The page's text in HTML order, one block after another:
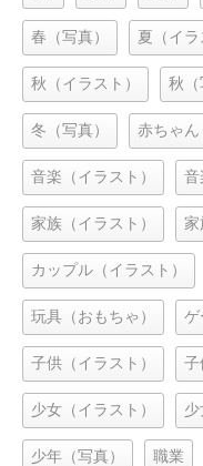
春（写真） 夏（イラ
秋（イラスト） 秋（
冬（写真） 赤ちゃん
音楽（イラスト） 音
家族（イラスト） 家
カップル（イラスト）
玩具（おもちゃ） ゲ
子供（イラスト） 子
少女（イラスト） 少
少年（写真） 職業